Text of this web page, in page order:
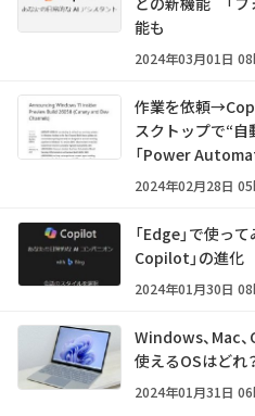
能も
2024年03月01日
作業を依頼
スクトップで“
「Power
2024年02月28日
「Edge」で使っ
Copilot」の進化
2024年01月30日
Windows、Mac
使えるOSはどれ
2024年01月31日